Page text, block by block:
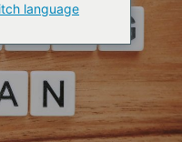
language